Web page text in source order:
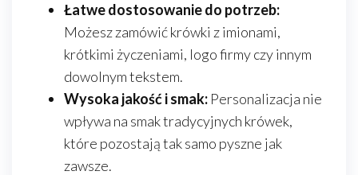
Łatwe dostosowanie do potrzeb:
Możesz zamówić krówki z imionami,
krótkimi życzeniami, logo firmy czy innym
dowolnym tekstem.
Wysoka jakość i smak: Personalizacja nie
wpływa na smak tradycyjnych krówek,
które pozostają tak samo pyszne jak
zawsze.